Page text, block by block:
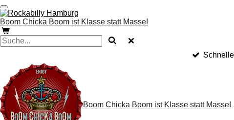
Zum
Hauptinhalt
springen
Boom Chicka Boom ist Klasse statt Masse!
Boom Chicka Boom ist Klasse statt Masse!